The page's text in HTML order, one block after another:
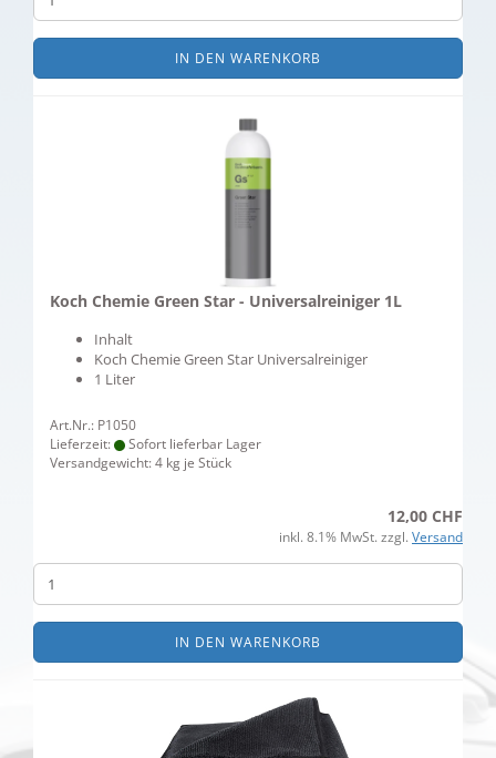
IN DEN WARENKORB
Koch Chemie Green Star - Universalreiniger 1L
Inhalt
Koch Chemie Green Star Universalreiniger
1 Liter
Art.Nr.: P1050
Lieferzeit:
Sofort lieferbar Lager
Versandgewicht:4 kg je Stück
12,00 CHF
inkl. 8.1% MwSt. zzgl. Versand
IN DEN WARENKORB